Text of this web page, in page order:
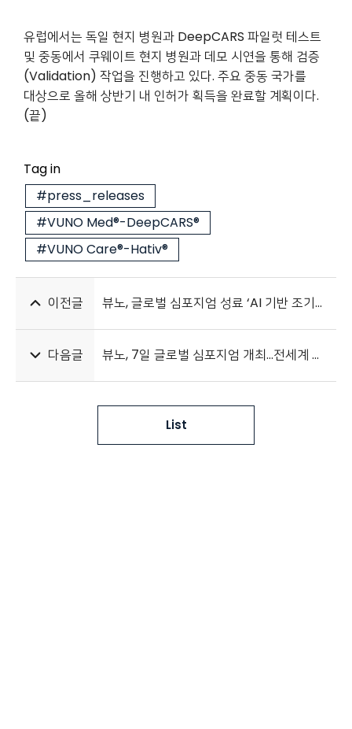
유럽에서는 독일 현지 병원과 DeepCARS 파일럿 테스트
및 중동에서 쿠웨이트 현지 병원과 데모 시연을 통해 검증
(Validation) 작업을 진행하고 있다. 주요 중동 국가를
대상으로 올해 상반기 내 인허가 획득을 완료할 계획이다.
(끝)
Tag in
#press_releases
#VUNO Med®-DeepCARS®
#VUNO Care®-Hativ®
이전글 뷰노, 글로벌 심포지엄 성료 ‘AI 기반 조기경보시스템의 글로벌 인사이트 제시
다음글 뷰노, 7일 글로벌 심포지엄 개최…전세계 석학 모여 ‘AI와 환자안전’ 논의
List